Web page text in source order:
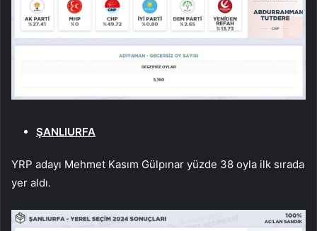
ŞANLIURFA
YRP adayı Mehmet Kasım Gülpınar yüzde 38 oyla ilk sırada
yer aldı.